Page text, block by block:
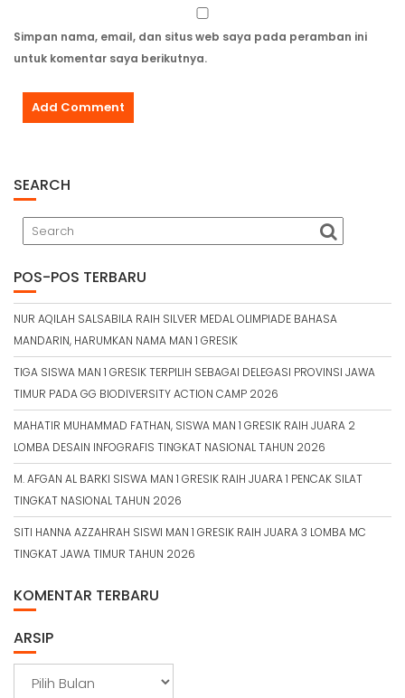
Simpan nama, email, dan situs web saya pada peramban ini
untuk komentar saya berikutnya.
SEARCH
POS-POS TERBARU
NUR AQILAH SALSABILA RAIH SILVER MEDAL OLIMPIADE BAHASA
MANDARIN, HARUMKAN NAMA MAN 1 GRESIK
TIGA SISWA MAN 1 GRESIK TERPILIH SEBAGAI DELEGASI PROVINSI JAWA
TIMUR PADA GG BIODIVERSITY ACTION CAMP 2026
MAHATIR MUHAMMAD FATHAN, SISWA MAN 1 GRESIK RAIH JUARA 2
LOMBA DESAIN INFOGRAFIS TINGKAT NASIONAL TAHUN 2026
M. AFGAN AL BARKI SISWA MAN 1 GRESIK RAIH JUARA 1 PENCAK SILAT
TINGKAT NASIONAL TAHUN 2026
SITI HANNA AZZAHRAH SISWI MAN 1 GRESIK RAIH JUARA 3 LOMBA MC
TINGKAT JAWA TIMUR TAHUN 2026
KOMENTAR TERBARU
ARSIP